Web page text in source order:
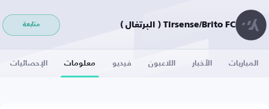
Tirsense/Brito FC ( البرتغال ) متابعة
المباريات الأخبار اللاعبون فيديو معلومات الإحصائيات